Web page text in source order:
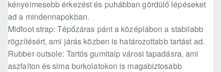
kényelmesebb érkezést és puhábban gördülő lépéseket
ad a mindennapokban.
Midfoot strap: Tépőzáras pánt a középlábon a stabilabb
rögzítésért, ami járás közben is határozottabb tartást ad.
Rubber outsole: Tartós gumitalp városi tapadásra, ami
aszfalton és sima burkolatokon is magabiztosabb